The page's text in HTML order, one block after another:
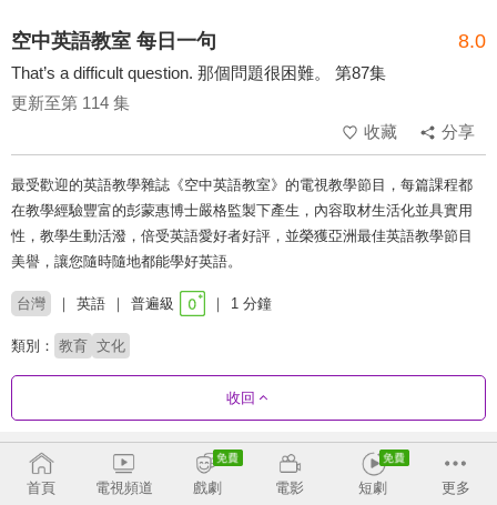
空中英語教室 每日一句 8.0
That’s a difficult question. 那個問題很困難。 第87集
更新至第 114 集
收藏
分享
最受歡迎的英語教學雜誌《空中英語教室》的電視教學節目，每篇課程都
在教學經驗豐富的彭蒙惠博士嚴格監製下產生，內容取材生活化並具實用
性，教學生動活潑，倍受英語愛好者好評，並榮獲亞洲最佳英語教學節目
美譽，讓您隨時隨地都能學好英語。
台灣 英語 普遍級 1 分鐘
類別： 教育 文化
收回
劇集列表 反序
首頁 電視頻道 戲劇 電影 短劇 更多